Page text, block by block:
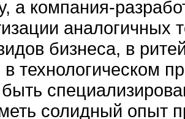
а компания-
аналогичных
бизнеса, в
в технологическом
солидный опыт